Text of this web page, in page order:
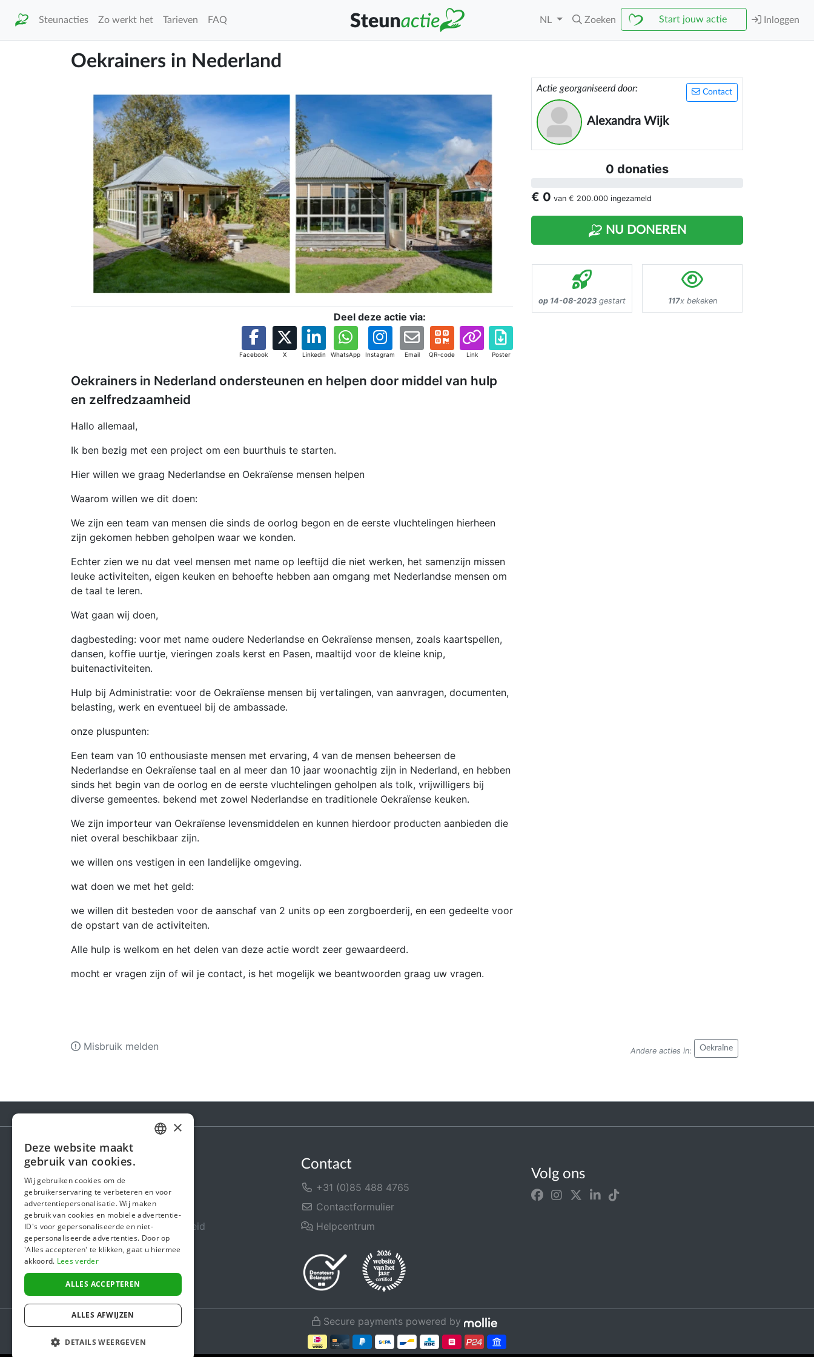
Steunacties Zo werkt het Tarieven FAQ NL Zoeken Start jouw actie Inloggen
Oekrainers in Nederland
Deel deze actie via:
Facebook X Linkedin WhatsApp Instagram Email QR-code Link Poster
Oekrainers in Nederland ondersteunen en helpen door middel van hulp
en zelfredzaamheid
Hallo allemaal,
Ik ben bezig met een project om een buurthuis te starten.
Hier willen we graag Nederlandse en Oekraïense mensen helpen
Waarom willen we dit doen:
We zijn een team van mensen die sinds de oorlog begon en de eerste vluchtelingen hierheen
zijn gekomen hebben geholpen waar we konden.
Echter zien we nu dat veel mensen met name op leeftijd die niet werken, het samenzijn missen
leuke activiteiten, eigen keuken en behoefte hebben aan omgang met Nederlandse mensen om
de taal te leren.
Wat gaan wij doen,
dagbesteding: voor met name oudere Nederlandse en Oekraïense mensen, zoals kaartspellen,
dansen, koffie uurtje, vieringen zoals kerst en Pasen, maaltijd voor de kleine knip,
buitenactiviteiten.
Hulp bij Administratie: voor de Oekraïense mensen bij vertalingen, van aanvragen, documenten,
belasting, werk en eventueel bij de ambassade.
onze pluspunten:
Een team van 10 enthousiaste mensen met ervaring, 4 van de mensen beheersen de
Nederlandse en Oekraïense taal en al meer dan 10 jaar woonachtig zijn in Nederland, en hebben
sinds het begin van de oorlog en de eerste vluchtelingen geholpen als tolk, vrijwilligers bij
diverse gemeentes. bekend met zowel Nederlandse en traditionele Oekraïense keuken.
We zijn importeur van Oekraïense levensmiddelen en kunnen hierdoor producten aanbieden die
niet overal beschikbaar zijn.
we willen ons vestigen in een landelijke omgeving.
wat doen we met het geld:
we willen dit besteden voor de aanschaf van 2 units op een zorgboerderij, en een gedeelte voor
de opstart van de activiteiten.
Alle hulp is welkom en het delen van deze actie wordt zeer gewaardeerd.
mocht er vragen zijn of wil je contact, is het mogelijk we beantwoorden graag uw vragen.
Contact
Actie georganiseerd door:
Alexandra Wijk
0 donaties
€ 0 van € 200.000 ingezameld
NU DONEREN
op 14-08-2023 gestart 117x bekeken
Andere acties in: Oekraïne
Misbruik melden
Steunactie
Over ons
In de media
Veiligheid & Betrouwbaarheid
Algemene voorwaarden
Privacybeleid
Cookiebeleid
Contact
+31 (0)85 488 4765
Contactformulier
Helpcentrum
Volg ons
Secure payments powered by
ENGLISH
×
Deze website maakt
gebruik van cookies.
Wij gebruiken cookies om de
gebruikerservaring te verbeteren en voor
advertentiepersonalisatie. Wij maken
gebruik van cookies en mobiele advertentie-
ID's voor gepersonaliseerde en niet-
gepersonaliseerde advertenties. Door op
'Alles accepteren' te klikken, gaat u hiermee
akkoord. Lees verder
ALLES ACCEPTEREN
ALLES AFWIJZEN
DETAILS WEERGEVEN